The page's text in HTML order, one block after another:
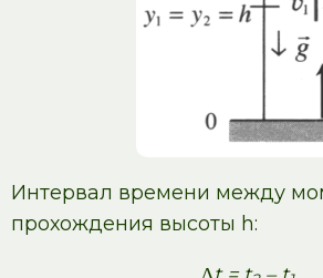
Интервал времени между
прохождения высоты h: